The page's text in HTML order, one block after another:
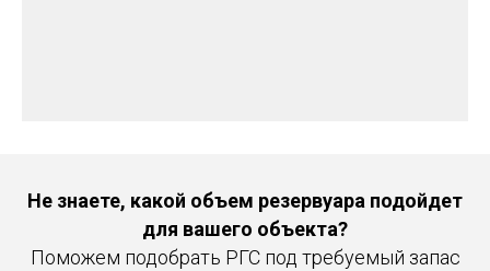
Не знаете, какой объем резервуара подойдет
для вашего объекта?
Поможем подобрать РГС под требуемый запас